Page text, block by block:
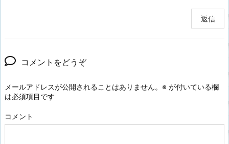
返信
コメントをどうぞ
メールアドレスが公開されることはありません。 ※ が付いている欄
は必須項目です
コメント